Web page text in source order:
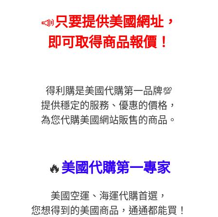
📣只要提供美國網址，
即可取得商品報價！
得利購是美國代購第一品牌💯
提供穩定的服務、優惠的價格，
為您代購美國網站販售的商品。
🔥美國代購第一專家
美國空運、海運代購首選，
您想得到的美國商品，通通都能買！